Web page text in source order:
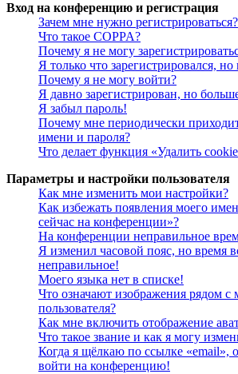
Вход на конференцию и регистрация
Зачем мне нужно регистрироваться?
Что такое COPPA?
Почему я не могу
Я только что зарегистрировался,
Почему я не могу войти?
Я давно зарегистрирован, но
Я забыл пароль!
Почему мне периодически
имени и пароля?
Что делает функция «Удалить
Параметры и настройки пользователя
Как мне изменить мои настройки?
Как избежать появления моего
сейчас на конференции»?
На конференции неправильное
Я изменил часовой пояс, но время
неправильное!
Моего языка нет в списке!
Что означают изображения рядом
пользователя?
Как мне включить отображение
Что такое звание и как я могу
Когда я щёлкаю по ссылке «email»,
войти на конференцию!